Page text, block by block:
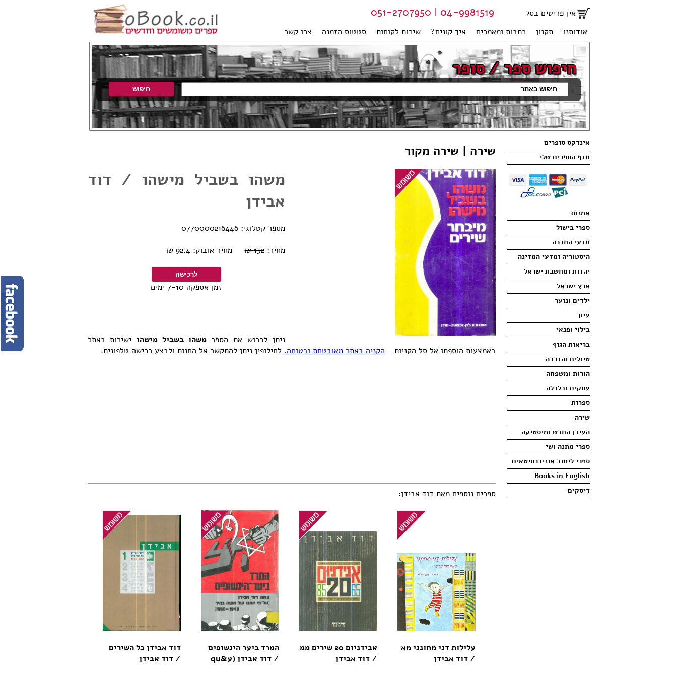
אין פריטים בסל
אודותנו
תקנון כתבות ומאמרים איך קונים? שירות לקוחות סטטוס הזמנה צרו קשר
04-9981519 | 051-2707950
אינדקס סופרים
מדף הספרים שלי
אמנות
ספרי בישול
מדעי החברה
היסטוריה ומדעי המדינה
יהדות ומחשבת ישראל
ארץ ישראל
ילדים ונוער
עיון
בילוי ופנאי
בריאות הגוף
טיולים והדרכה
הורות ומשפחה
עסקים וכלכלה
ספרות
שירה
העידן החדש ומיסטיקה
ספרי מתנה ושי
ספרי לימוד אוניברסיטאים
Books in English
דיסקים
שירה | שירה מקור
משהו בשביל מישהו / דוד
אבידן
מספר קטלוגי: 0770000216446
מחיר:132 ₪ מחיר אובוק: 92.4 ₪
זמן אספקה 7-10 ימים
ניתן לרכוש את הספרמשהו בשביל מישהו ישירות באתר
באמצעות הוספתו אל סל הקניות - הקניה באתר מאובטחת ובטוחה. לחילופין ניתן להתקשר אל החנות ולבצע רכישה טלפונית.
ספרים נוספים מאת דוד אבידן:
עלילות דני מחונני מא
/ דוד אבידן
אבידניום 20 שירים ממ
/ דוד אבידן
המרד ביער הינשופים
/ דוד אבידן (ע&qu
דוד אבידן כל השירים
/ דוד אבידן